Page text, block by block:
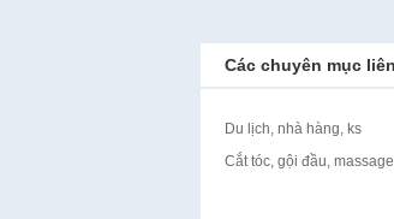
Các chuyên mục
Du lịch, nhà hàng, ks
Cắt tóc, gội đầu, massage